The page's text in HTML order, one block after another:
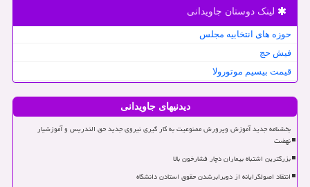
لینک دوستان جاویدانی
حوزه های انتخابیه مجلس
فیش حج
قیمت بیسیم موتورولا
دیدنیهای جاویدانی
بخشنامه جدید آموزش وپرورش ممنوعیت به کار گیری نیروی جدید حق التدریس و آموزشیار
نهضت
بزرگترین اشتباه بیماران دچار فشارخون بالا
انتقاد اصولگرایانه از دوبرابرشدن حقوق استادن دانشگاه